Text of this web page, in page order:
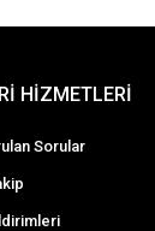
HİZMETLERİ
Sorular